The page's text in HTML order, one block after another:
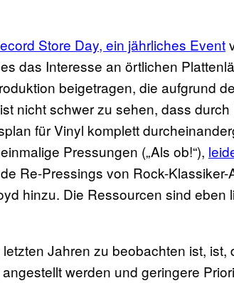
Store Day, ein jährliches Event
das Interesse an örtlichen
beigetragen, die aufgrund
nicht schwer zu sehen, dass
für Vinyl komplett
Pressungen („Als ob!“),
Re-Pressings von Rock-
hinzu. Die Ressourcen sind eben
Jahren zu beobachten ist, ist,
werden und geringere